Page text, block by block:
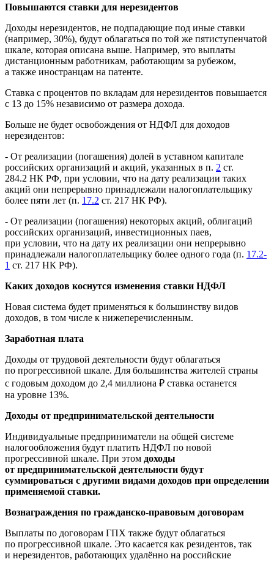
Повышаются ставки для нерезидентов
Доходы нерезидентов, не подпадающие под иные ставки
(например, 30%), будут облагаться по той же пятиступенчатой
шкале, которая описана выше. Например, это выплаты
дистанционным работникам, работающим за рубежом,
а также иностранцам на патенте.
Ставка с процентов по вкладам для нерезидентов повышается
с 13 до 15% независимо от размера дохода.
Больше не будет освобождения от НДФЛ для доходов
нерезидентов:
- От реализации (погашения) долей в уставном капитале
российских организаций и акций, указанных в п. 2 ст.
284.2 НК РФ, при условии, что на дату реализации таких
акций они непрерывно принадлежали налогоплательщику
более пяти лет (п. 17.2 ст. 217 НК РФ).
- От реализации (погашения) некоторых акций, облигаций
российских организаций, инвестиционных паев,
при условии, что на дату их реализации они непрерывно
принадлежали налогоплательщику более одного года (п. 17.2-
1 ст. 217 НК РФ).
Каких доходов коснутся изменения ставки НДФЛ
Новая система будет применяться к большинству видов
доходов, в том числе к нижеперечисленным.
Заработная плата
Доходы от трудовой деятельности будут облагаться
по прогрессивной шкале. Для большинства жителей страны
с годовым доходом до 2,4 миллиона ₽ ставка останется
на уровне 13%.
Доходы от предпринимательской деятельности
Индивидуальные предприниматели на общей системе
налогообложения будут платить НДФЛ по новой
прогрессивной шкале. При этом доходы
от предпринимательской деятельности будут
суммироваться с другими видами доходов при определении
применяемой ставки.
Вознаграждения по гражданско-правовым договорам
Выплаты по договорам ГПХ также будут облагаться
по прогрессивной шкале. Это касается как резидентов, так
и нерезидентов, работающих удалённо на российские